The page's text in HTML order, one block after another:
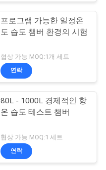
프로그램 가능한 일정온
도 습도 챔버 환경의 시험
협상 가능 MOQ:1개 세트
연락
80L - 1000L 경제적인 항
온 습도 테스트 챔버
협상 가능 MOQ:1 세트
연락